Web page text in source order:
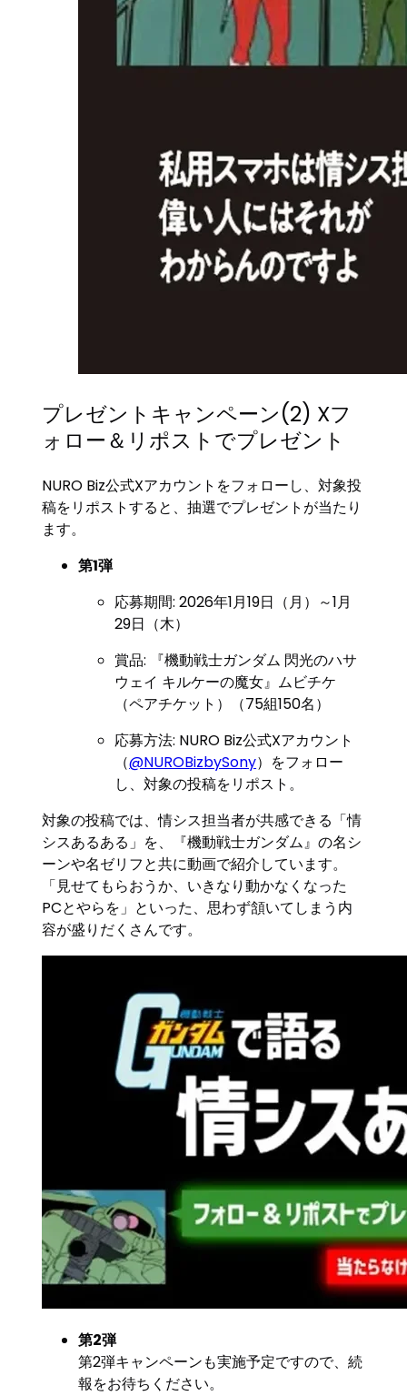
プレゼントキャンペーン(2) Xフ
ォロー＆リポストでプレゼント
NURO Biz公式Xアカウントをフォローし、対象投
稿をリポストすると、抽選でプレゼントが当たり
ます。
第1弾
応募期間: 2026年1月19日（月）～1月
29日（木）
賞品: 『機動戦士ガンダム 閃光のハサ
ウェイ キルケーの魔女』ムビチケ
（ペアチケット）（75組150名）
応募方法: NURO Biz公式Xアカウント
（@NUROBizbySony）をフォロー
し、対象の投稿をリポスト。
対象の投稿では、情シス担当者が共感できる「情
シスあるある」を、『機動戦士ガンダム』の名シ
ーンや名ゼリフと共に動画で紹介しています。
「見せてもらおうか、いきなり動かなくなった
PCとやらを」といった、思わず頷いてしまう内
容が盛りだくさんです。
第2弾
第2弾キャンペーンも実施予定ですので、続
報をお待ちください。